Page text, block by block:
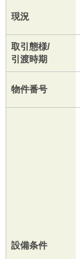
現況
取引態様/
引渡時期
物件番号
設備条件